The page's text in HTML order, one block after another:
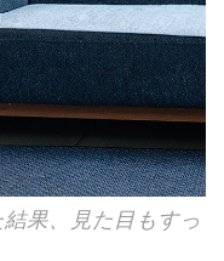
果、見た目もすっ